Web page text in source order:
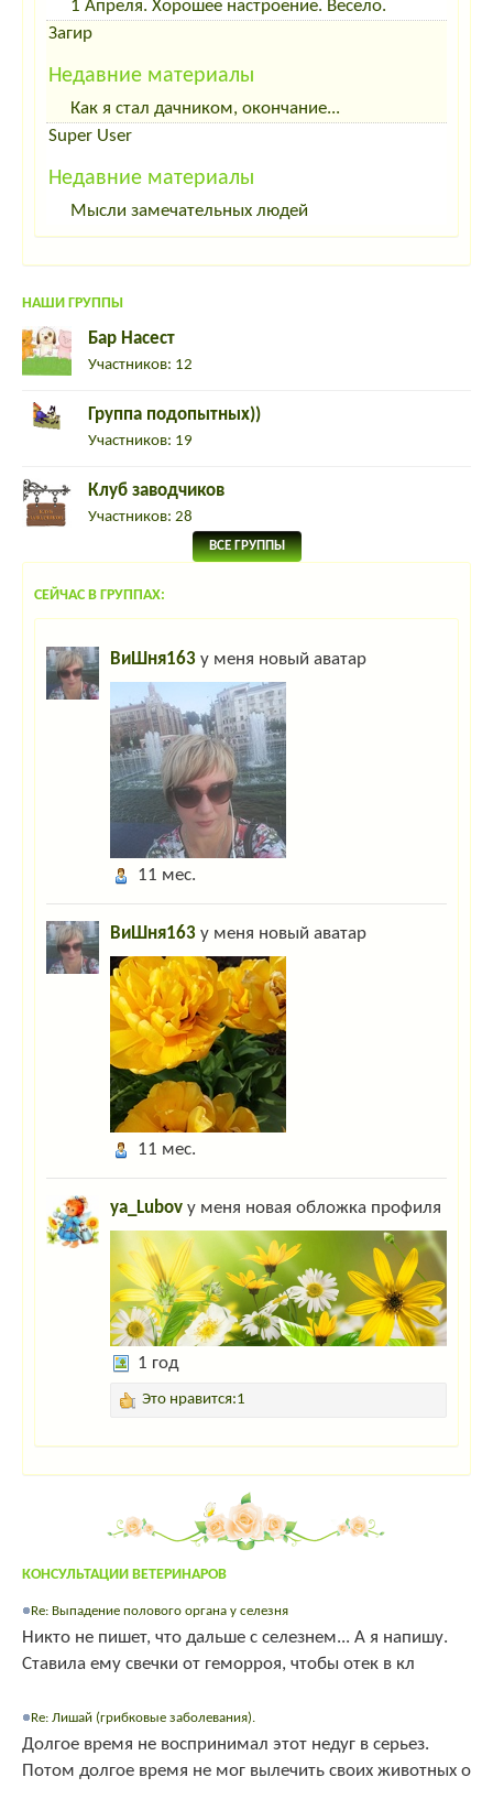
1 Апреля. Хорошее настроение. Весело.
Загир
Недавние материалы
Как я стал дачником, окончание...
Super User
Недавние материалы
Мысли замечательных людей
НАШИ ГРУППЫ
Бар Насест
Участников: 12
Группа подопытных))
Участников: 19
Клуб заводчиков
Участников: 28
ВСЕ ГРУППЫ
СЕЙЧАС В ГРУППАХ:
ВиШня163 у меня новый аватар
11 мес.
ВиШня163 у меня новый аватар
11 мес.
ya_Lubov у меня новая обложка профиля
1 год
Это нравится:1
КОНСУЛЬТАЦИИ ВЕТЕРИНАРОВ
Re: Выпадение полового органа у селезня
Никто не пишет, что дальше с селезнем... А я напишу.
Ставила ему свечки от геморроя, чтобы отек в кл
Re: Лишай (грибковые заболевания).
Долгое время не воспринимал этот недуг в серьез.
Потом долгое время не мог вылечить своих животных о